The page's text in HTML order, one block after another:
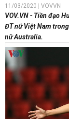
11/03/2020 | VOVVN
VOV.VN - Tiền đạo
ĐT nữ Việt Nam
nữ Australia.